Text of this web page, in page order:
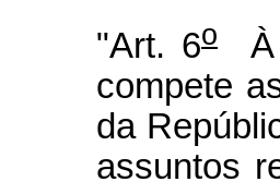
"Art. 6o
À
compete
da
assuntos